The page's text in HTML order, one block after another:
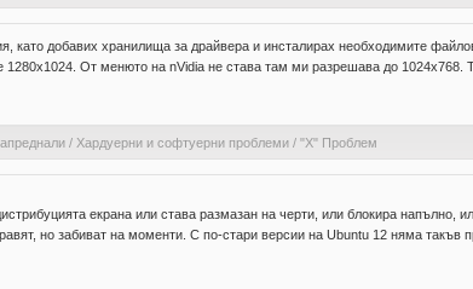
като добавих хранилища за драйвера и инсталирах необходимите
1280х1024. От менюто на nVidia не става там ми разрешава до
/ Хардуерни и софтуерни проблеми / "X" Проблем
екрана или става размазан на черти, или блокира
но забиват на моменти. С по-стари версии на Ubuntu 12 няма